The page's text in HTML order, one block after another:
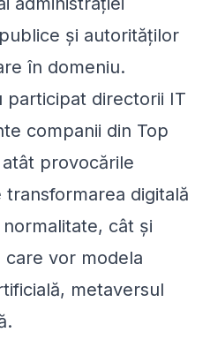
și autorităților
în domeniu.
participat directorii IT
companii din Top
provocările
digitală
cât și
vor modela
metaversul